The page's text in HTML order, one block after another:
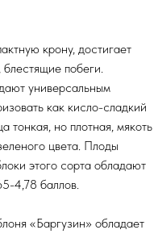
крону, достигает
побеги.
универсальным
как кисло-сладкий
но плотная, мякоть
цвета. Плоды
этого сорта обладают
4,78 баллов.
«Баргузин» обладает